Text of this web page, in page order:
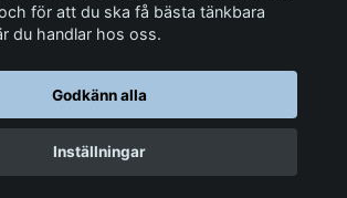
© 2026 LastaTungt.se
för att du ska få bästa tänkbara
du handlar hos oss.
Godkänn alla
Inställningar